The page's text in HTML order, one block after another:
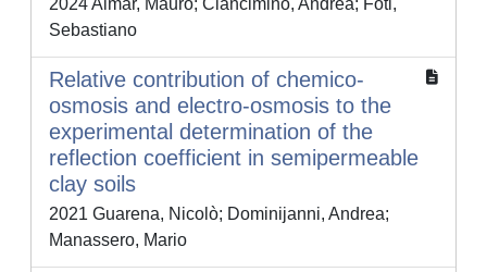
2024 Aimar, Mauro; Ciancimino, Andrea; Foti,
Sebastiano
Relative contribution of chemico-
osmosis and electro-osmosis to the
experimental determination of the
reflection coefficient in semipermeable
clay soils
2021 Guarena, Nicolò; Dominijanni, Andrea;
Manassero, Mario